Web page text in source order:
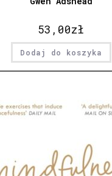
53,00zł
Dodaj do koszyka